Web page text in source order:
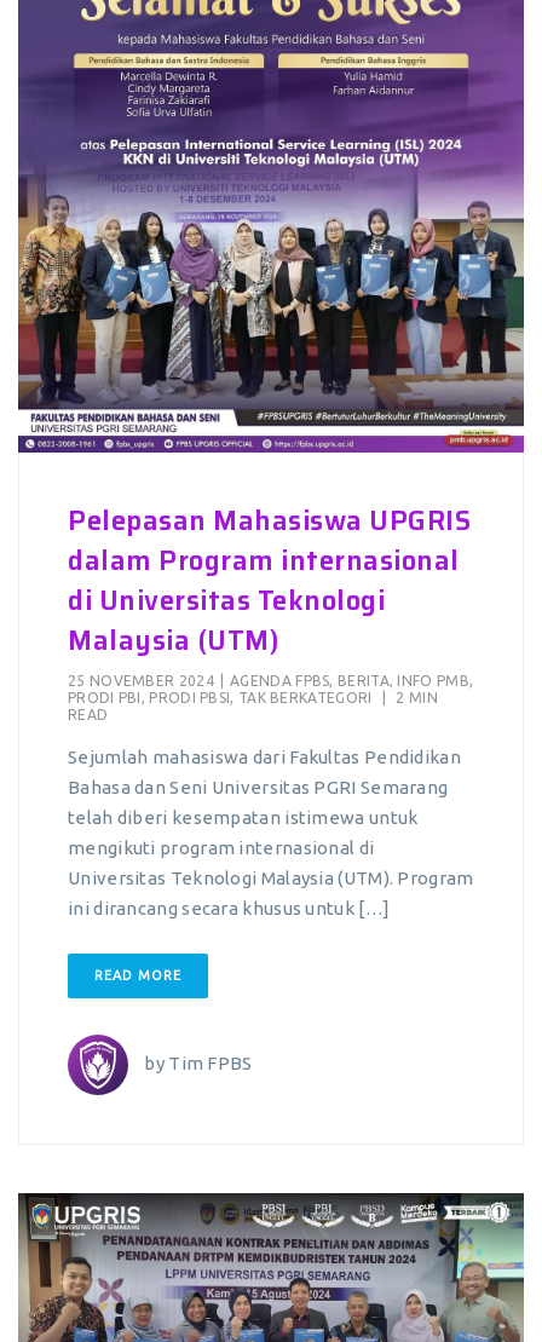
Pelepasan Mahasiswa UPGRIS
dalam Program internasional
di Universitas Teknologi
Malaysia (UTM)
25 NOVEMBER 2024 AGENDA FPBS, BERITA, INFO PMB,
PRODI PBI , PRODI PBSI, TAK BERKATEGORI
2 MIN
READ
Sejumlah mahasiswa dari Fakultas Pendidikan
Bahasa dan Seni Universitas PGRI Semarang
telah diberi kesempatan istimewa untuk
mengikuti program internasional di
Universitas Teknologi Malaysia (UTM). Program
ini dirancang secara khusus untuk […]
READ MORE
by Tim FPBS